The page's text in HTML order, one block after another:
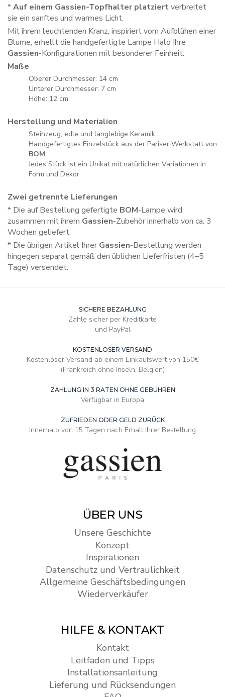
*Auf einem Gassien-Topfhalter platziertverbreitet
sie ein sanftes und warmes Licht.
Mit ihrem leuchtenden Kranz, inspiriert vom Aufblühen einer
Blume, erhellt die handgefertigte Lampe Halo Ihre
Gassien-Konfigurationen mit besonderer Feinheit.
Maße
Oberer Durchmesser: 14 cm
Unterer Durchmesser: 7 cm
Höhe: 12 cm
Herstellung und Materialien
Steinzeug, edle und langlebige Keramik
Handgefertigtes Einzelstück aus der Pariser Werkstatt von
BOM
Jedes Stück ist ein Unikat mit natürlichen Variationen in
Form und Dekor
Zwei getrennte Lieferungen
* Die auf Bestellung gefertigte BOM-Lampe wird
zusammen mit ihrem Gassien-Zubehör innerhalb von ca. 3
Wochen geliefert.
* Die übrigen Artikel Ihrer Gassien-Bestellung werden
hingegen separat gemäß den üblichen Lieferfristen (4–5
Tage) versendet.
SICHERE BEZAHLUNG
Zahle sicher per Kreditkarte
und PayPal
KOSTENLOSER VERSAND
Kostenloser Versand ab einem Einkaufswert von 150€
(Frankreich ohne Inseln, Belgien)
ZAHLUNG IN 3 RATEN OHNE GEBÜHREN
Verfügbar in Europa
ZUFRIEDEN ODER GELD ZURÜCK
Innerhalb von 15 Tagen nach Erhalt Ihrer Bestellung
ÜBER UNS
Unsere Geschichte
Konzept
Inspirationen
Datenschutz und Vertraulichkeit
Allgemeine Geschäftsbedingungen
Wiederverkäufer
HILFE & KONTAKT
Kontakt
Leitfaden und Tipps
Installationsanleitung
Lieferung und Rücksendungen